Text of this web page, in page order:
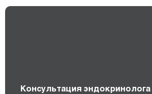
Консультация эндокринолога